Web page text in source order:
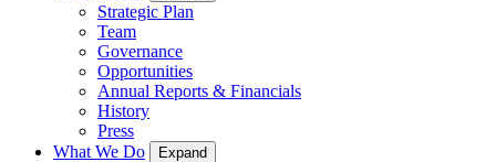
Strategic Plan
Team
Governance
Opportunities
Annual Reports & Financials
History
Press
What We Do
Expand